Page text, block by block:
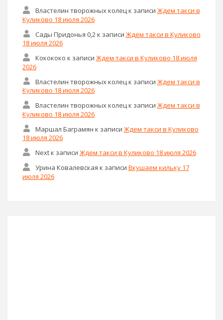
Властелин творожных колец к записи Ждем такси в
Куликово 18 июля 2026
Сады Придонья 0,2 к записи Ждем такси в Куликово
18 июля 2026
Кокококо к записи Ждем такси в Куликово 18 июля
2026
Властелин творожных колец к записи Ждем такси в
Куликово 18 июля 2026
Властелин творожных колецк записи Ждем такси в
Куликово 18 июля 2026
Маршал Баграмян к записи Ждем такси в Куликово
18 июля 2026
Nextк записи Ждем такси в Куликово 18 июля 2026
Урина Ковалевская к записи Вкушаем кильку 17
июля 2026